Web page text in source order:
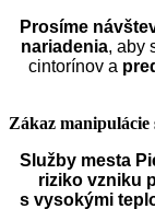
Prosíme
nariadenia, aby
cintorínov a
Zákaz manipulácie
Služby mesta
riziko vzniku
s vysokými